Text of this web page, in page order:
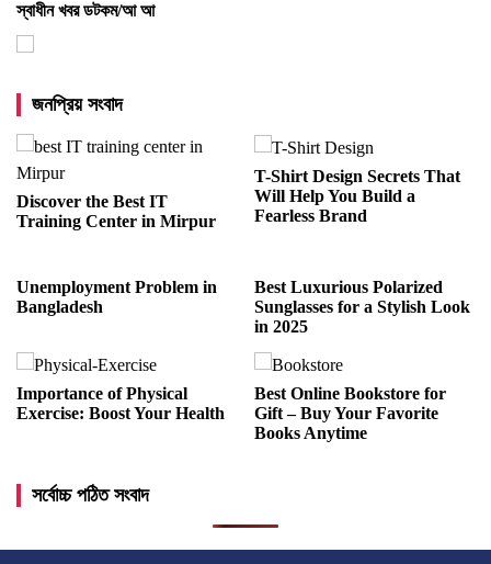
স্বাধীন খবর ডটকম/আ আ
জনপ্রিয় সংবাদ
Discover the Best IT
Training Center in Mirpur
T-Shirt Design Secrets That
Will Help You Build a
Fearless Brand
Unemployment Problem in
Bangladesh
Best Luxurious Polarized
Sunglasses for a Stylish Look
in 2025
Importance of Physical
Exercise: Boost Your Health
Best Online Bookstore for
Gift – Buy Your Favorite
Books Anytime
সর্বোচ্চ পঠিত সংবাদ